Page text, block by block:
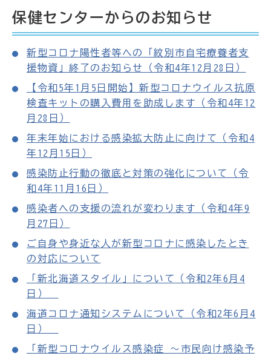
保健センターからのお知らせ
新型コロナ陽性者等への「紋別市自宅療養者支
援物資」終了のお知らせ（令和4年12月28日）
【令和5年1月5日開始】新型コロナウイルス抗原
検査キットの購入費用を助成します（令和4年12
月28日）
年末年始における感染拡大防止に向けて（令和4
年12月15日）
感染防止行動の徹底と対策の強化について（令
和4年11月16日）
感染者への支援の流れが変わります（令和4年9
月27日）
ご自身や身近な人が新型コロナに感染したとき
の対応について
「新北海道スタイル」について（令和2年6月4
日）
海道コロナ通知システムについて（令和2年6月4
日）
「新型コロナウイルス感染症 ～市民向け感染予